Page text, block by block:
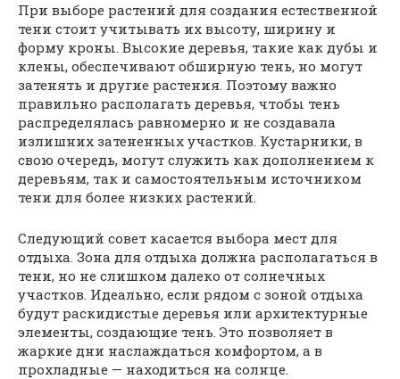
При выборе растений для создания естественной
тени стоит учитывать их высоту, ширину и
форму кроны. Высокие деревья, такие как дубы и
клены, обеспечивают обширную тень, но могут
затенять и другие растения. Поэтому важно
правильно располагать деревья, чтобы тень
распределялась равномерно и не создавала
излишних затененных участков. Кустарники, в
свою очередь, могут служить как дополнением к
деревьям, так и самостоятельным источником
тени для более низких растений.
Следующий совет касается выбора мест для
отдыха. Зона для отдыха должна располагаться в
тени, но не слишком далеко от солнечных
участков. Идеально, если рядом с зоной отдыха
будут раскидистые деревья или архитектурные
элементы, создающие тень. Это позволяет в
жаркие дни наслаждаться комфортом, а в
прохладные — находиться на солнце.